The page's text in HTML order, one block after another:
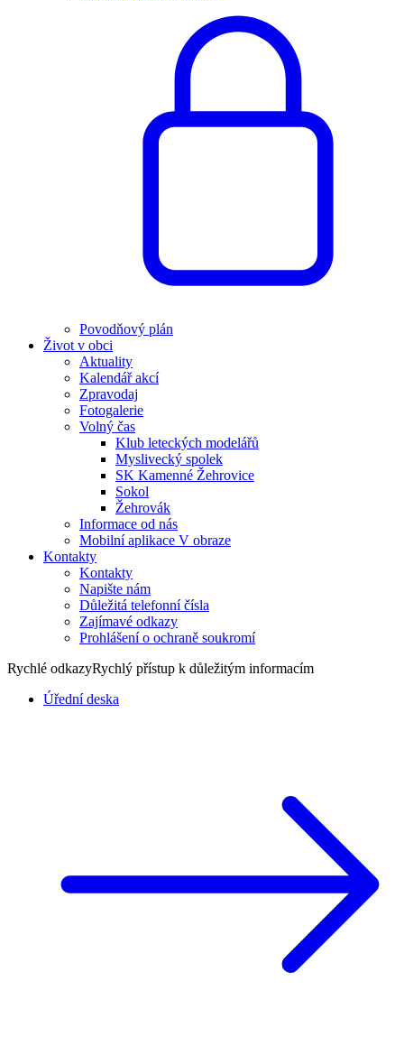
Povodňový plán
Život v obci
Aktuality
Kalendář akcí
Zpravodaj
Fotogalerie
Volný čas
Klub leteckých modelářů
Myslivecký spolek
SK Kamenné Žehrovice
Sokol
Žehrovák
Informace od nás
Mobilní aplikace V obraze
Kontakty
Kontakty
Napište nám
Důležitá telefonní čísla
Zajímavé odkazy
Prohlášení o ochraně soukromí
Rychlé odkazyRychlý přístup k důležitým informacím
Úřední deska